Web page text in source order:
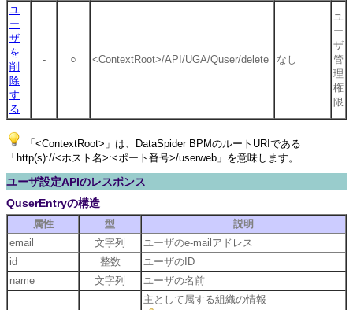
ユ
ー
ザ
を
削
除
す
る
- ○ <ContextRoot>/API/UGA/Quser/delete なし
ユ
ー
ザ
管
理
権
限
「<ContextRoot>」は、DataSpider BPMのルートURIである
「http(s)://<ホスト名>:<ポート番号>/userweb」を意味します。
ユーザ設定APIのレスポンス
QuserEntryの構造
属性 型
説明
email
文字列
ユーザのe-mailアドレス
id
整数
ユーザのID
name
文字列 ユーザの名前
主として属する組織の情報